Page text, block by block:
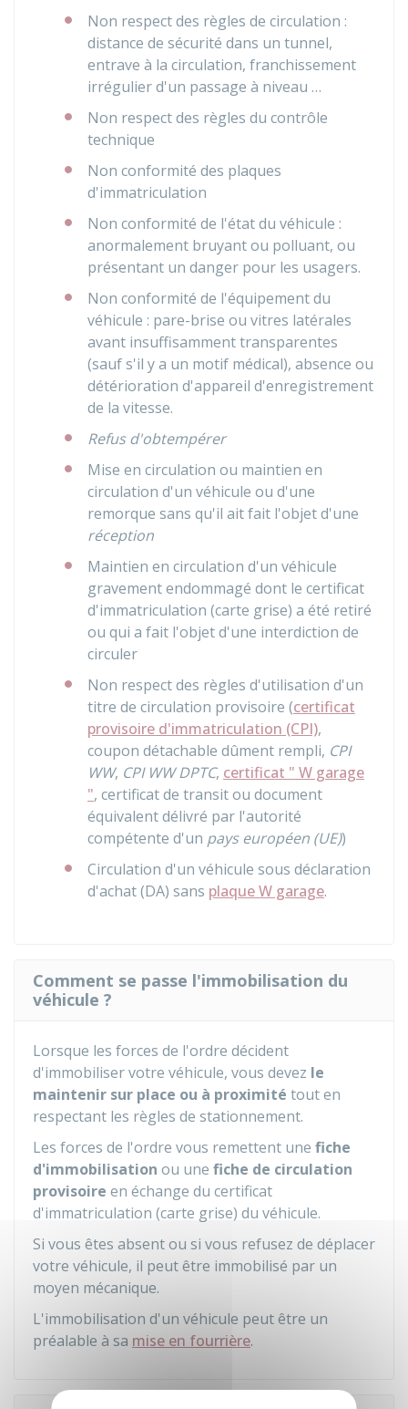
Non respect des règles de circulation :
distance de sécurité dans un tunnel,
entrave à la circulation, franchissement
irrégulier d'un passage à niveau …
Non respect des règles du contrôle
technique
Non conformité des plaques
d'immatriculation
Non conformité de l'état du véhicule :
anormalement bruyant ou polluant, ou
présentant un danger pour les usagers.
Non conformité de l'équipement du
véhicule : pare-brise ou vitres latérales
avant insuffisamment transparentes
(sauf s'il y a un motif médical), absence ou
détérioration d'appareil d'enregistrement
de la vitesse.
Refus d'obtempérer
Mise en circulation ou maintien en
circulation d'un véhicule ou d'une
remorque sans qu'il ait fait l'objet d'une
réception
Maintien en circulation d'un véhicule
gravement endommagé dont le certificat
d'immatriculation (carte grise) a été retiré
ou qui a fait l'objet d'une interdiction de
circuler
Non respect des règles d'utilisation d'un
titre de circulation provisoire (certificat
provisoire d'immatriculation (CPI),
coupon détachable dûment rempli, CPI
WW, CPI WW DPTC, certificat " W garage
", certificat de transit ou document
équivalent délivré par l'autorité
compétente d'un pays européen (UE))
Circulation d'un véhicule sous déclaration
d'achat (DA) sans plaque W garage.
Comment se passe l'immobilisation du
véhicule ?
Lorsque les forces de l'ordre décident
d'immobiliser votre véhicule, vous devez le
maintenir sur place ou à proximité tout en
respectant les règles de stationnement.
Les forces de l'ordre vous remettent une fiche
d'immobilisation ou une fiche de circulation
provisoire en échange du certificat
d'immatriculation (carte grise) du véhicule.
Si vous êtes absent ou si vous refusez de déplacer
votre véhicule, il peut être immobilisé par un
moyen mécanique.
L'immobilisation d'un véhicule peut être un
préalable à sa mise en fourrière.